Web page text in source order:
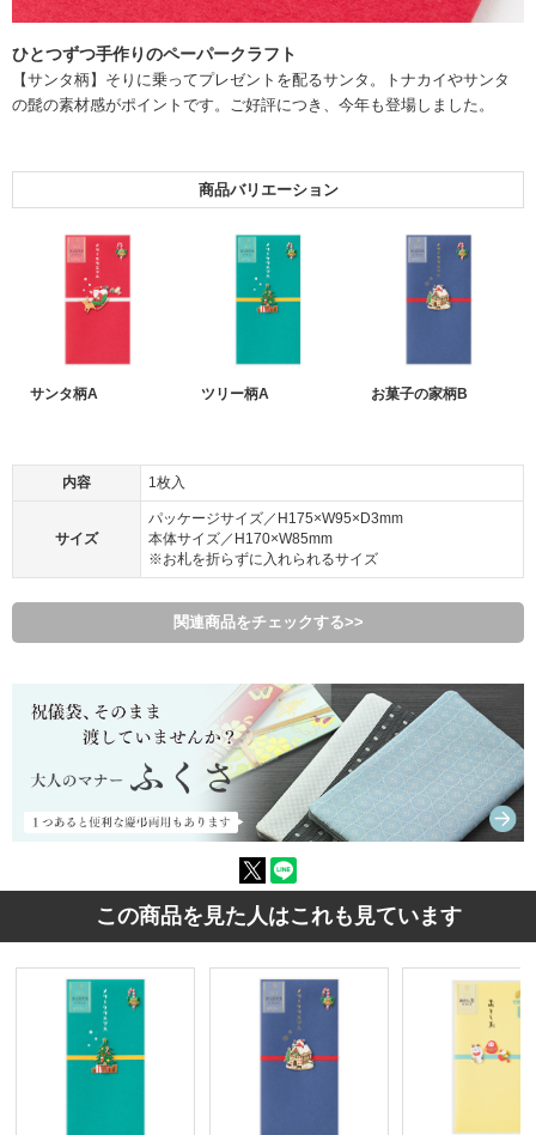
ひとつずつ手作りのペーパークラフト
【サンタ柄】そりに乗ってプレゼントを配るサンタ。トナカイやサンタ
の髭の素材感がポイントです。ご好評につき、今年も登場しました。
商品バリエーション
サンタ柄A ツリー柄A お菓子の家柄B
内容 1枚入
サイズ
パッケージサイズ／H175×W95×D3mm
本体サイズ／H170×W85mm
※お札を折らずに入れられるサイズ
関連商品をチェックする>>
この商品を見た人はこれも見ています